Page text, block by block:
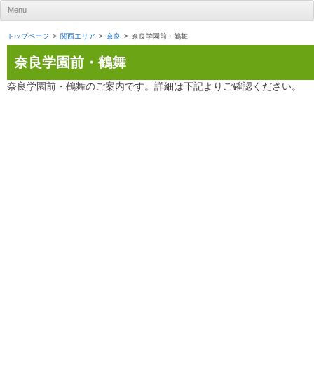
UR賃貸住宅ナビ
Menu
トップページ 関西エリア 奈良 奈良学園前・鶴舞
奈良学園前・鶴舞
奈良学園前・鶴舞のご案内です。詳細は下記よりご確認ください。